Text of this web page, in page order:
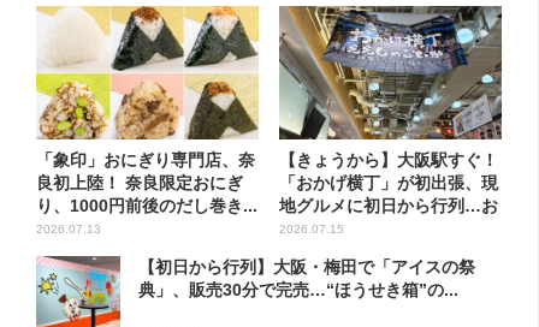
「象印」おにぎり専門店、奈
良初上陸！ 奈良限定おにぎ
り、1000円前後のだし巻き...
2026.07.13
【きょうから】大阪駅すぐ！
「おかげ横丁」が初出張、現
地グルメに初日から行列…お
目...
2026.07.15
【初日から行列】大阪・梅田で「アイスの祭
典」、販売30分で完売…“ほうせき箱”の...